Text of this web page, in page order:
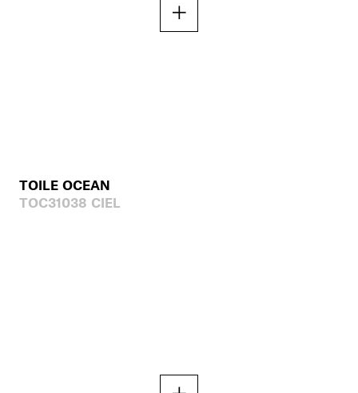
TOILE OCEAN
TOC31038 CIEL